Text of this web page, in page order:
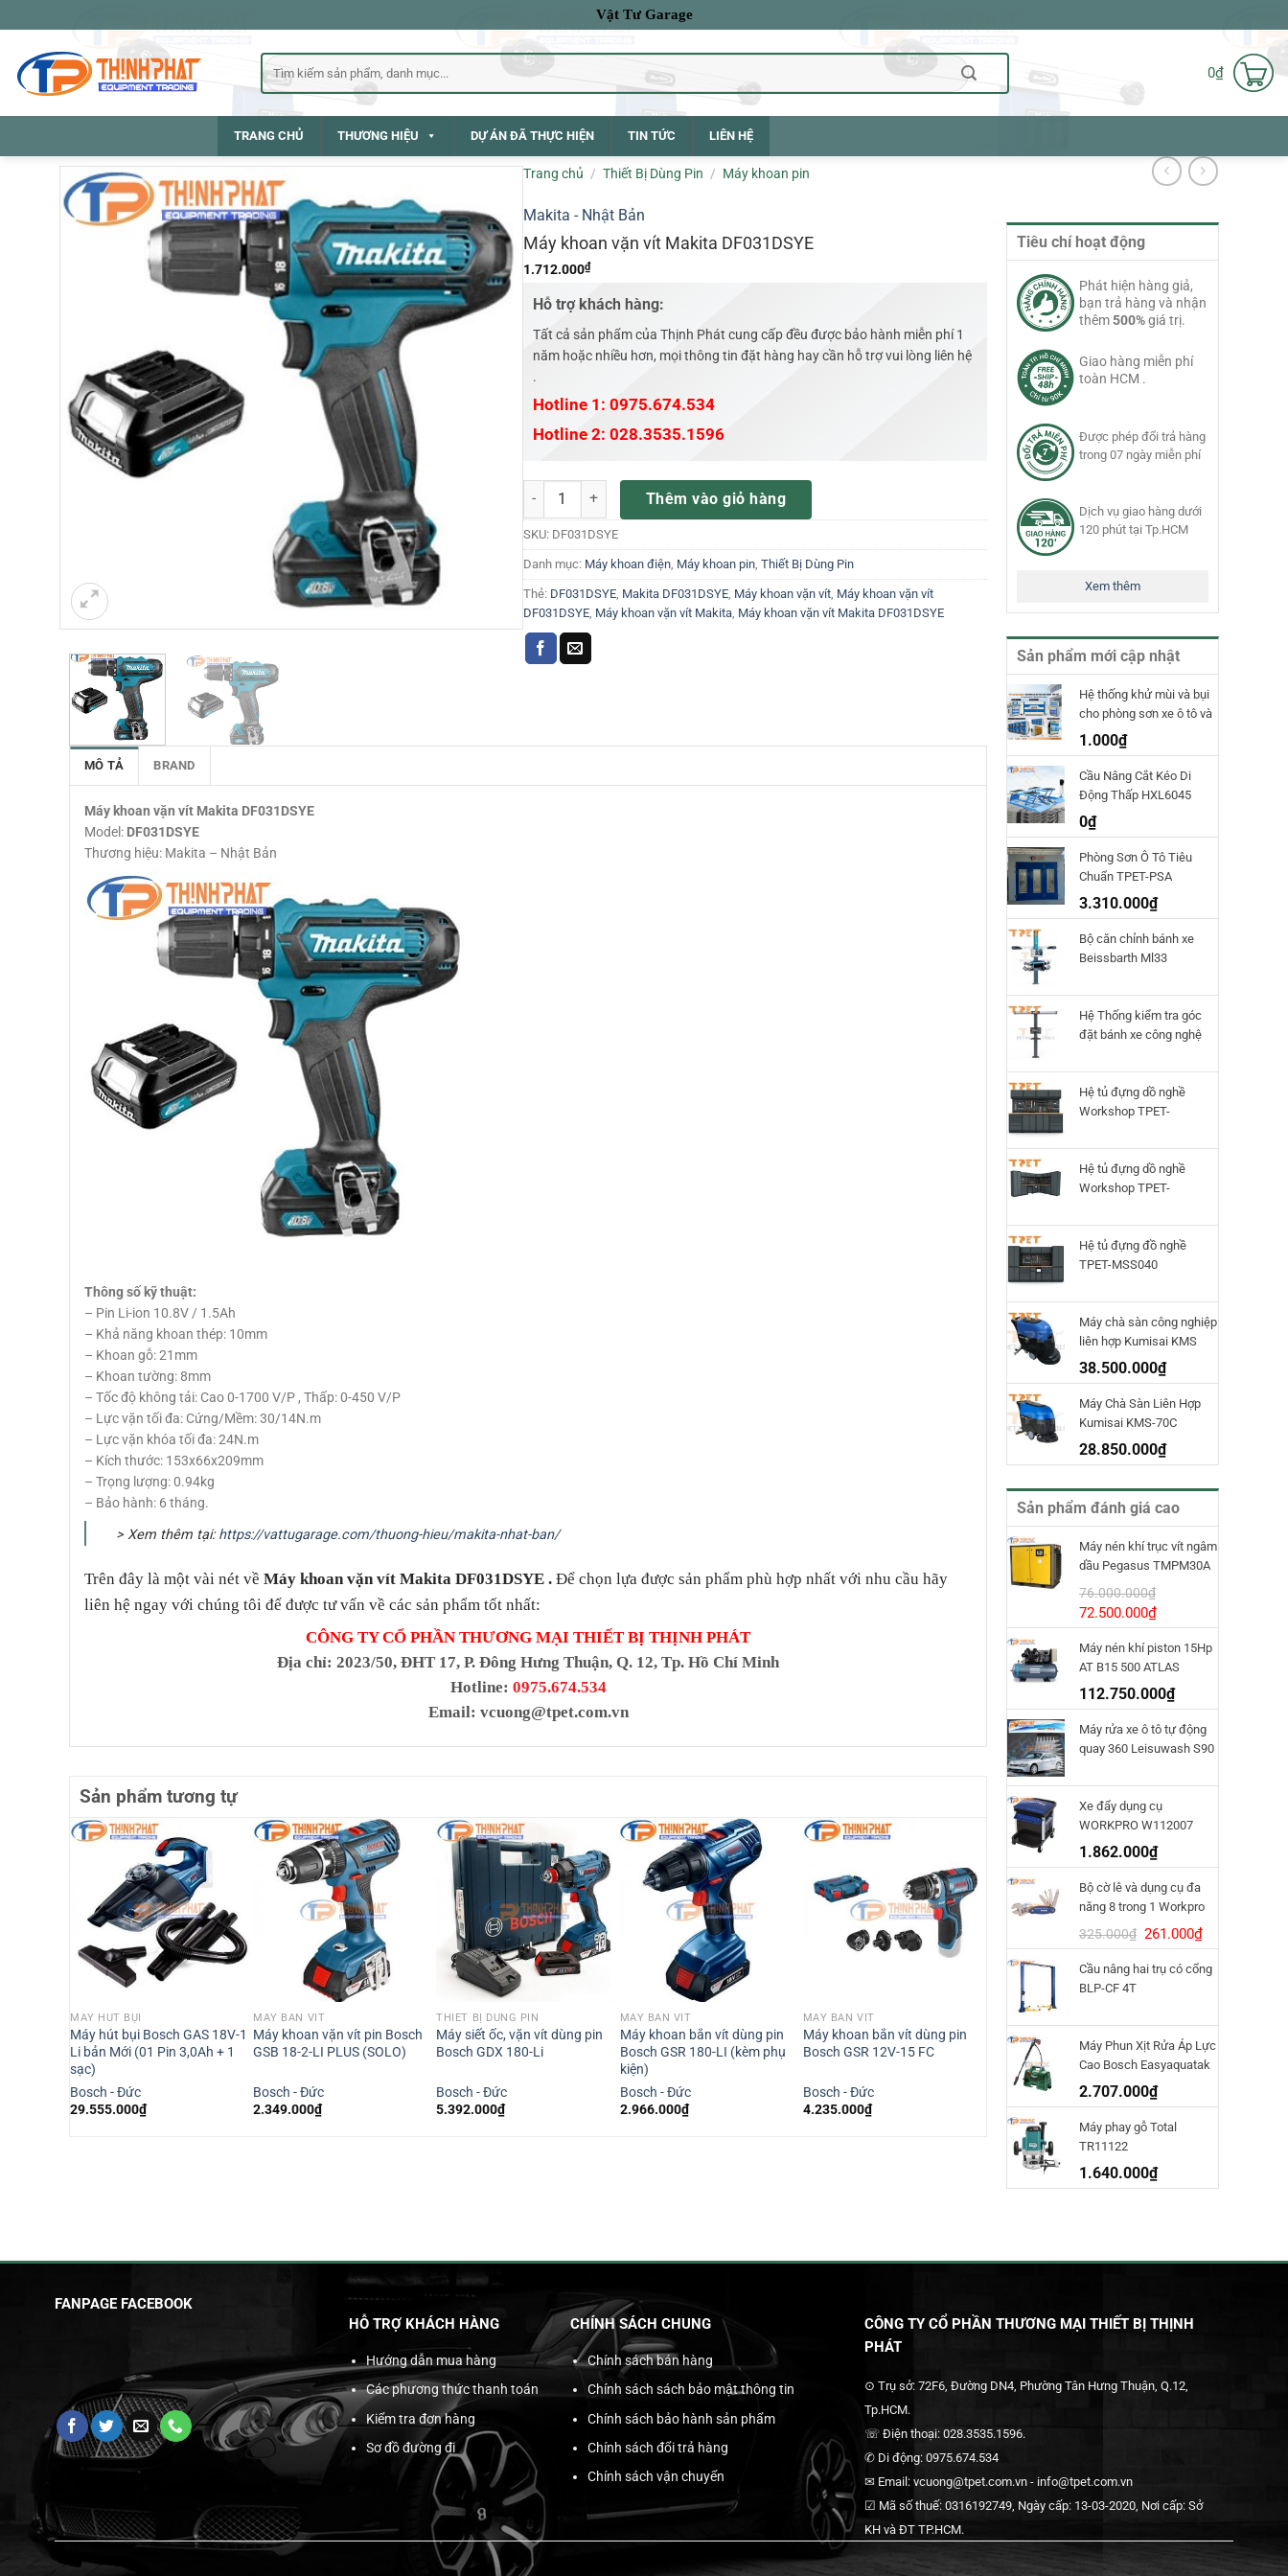
qua
dung
Vật Tư Garage
Tìm
kiếm:
0₫
TRANG CHỦ THƯƠNG HIỆU DỰ ÁN ĐÃ THỰC HIỆN TIN TỨC LIÊN HỆ
Tiêu chí hoạt động
Phát hiện hàng giả,
bạn trả hàng và nhận
thêm500%giá trị.
Giao hàng miễn phí
toàn HCM .
Được phép đổi trả hàng
trong 07 ngày miễn phí
Dịch vụ giao hàng dưới
120 phút tại Tp.HCM
Xem thêm
Sản phẩm mới cập nhật
Hệ thống khử mùi và bụi
cho phòng sơn xe ô tô và
phòng sơn công nghiệp
TPET
1.000₫
Cầu Nâng Cắt Kéo Di
Động Thấp HXL6045
Hauvrex
0₫
Phòng Sơn Ô Tô Tiêu
Chuẩn TPET-PSA
3.310.000₫
Bộ căn chỉnh bánh xe
Beissbarth Ml33
Hệ Thống kiểm tra góc
đặt bánh xe công nghệ
Beissbarth
Hệ tủ đựng dồ nghề
Workshop TPET-
Hệ tủ đựng dồ nghề
Workshop TPET-
Hệ tủ đựng đồ nghề
TPET-MSS040
Máy chà sàn công nghiệp
liên hợp Kumisai KMS
70D
38.500.000₫
Máy Chà Sàn Liên Hợp
Kumisai KMS-70C
28.850.000₫
Sản phẩm đánh giá cao
Máy nén khí trục vít ngâm
dầu Pegasus TMPM30A
INVT
76.000.000₫
Giá
gốc
là:
76.000.000₫.
72.500.000₫Giá
hiện
tại
là:
72.500.000₫.
Máy nén khí piston 15Hp
AT B15 500 ATLAS
COPCO
112.750.000₫
Máy rửa xe ô tô tự động
quay 360 Leisuwash S90
Xe đẩy dụng cụ
WORKPRO W112007
1.862.000₫
Bộ cờ lê và dụng cụ đa
năng 8 trong 1 Workpro
W014011
325.000₫ Giá
gốc
là:
261.000₫Giá
hiện
tại
Cầu nâng hai trụ có cổng
BLP-CF 4T
Máy Phun Xịt Rửa Áp Lực
Cao Bosch Easyaquatak
120
2.707.000₫
Máy phay gỗ Total
TR11122
1.640.000₫
Trang chủ / Thiết Bị Dùng Pin / Máy khoan pin
Makita - Nhật Bản
Máy khoan vặn vít Makita DF031DSYE
1.712.000₫
Hỗ trợ khách hàng:
Tất cả sản phẩm của Thịnh Phát cung cấp đều được bảo hành miễn phí 1
năm hoặc nhiều hơn, mọi thông tin đặt hàng hay cần hỗ trợ vui lòng liên hệ
.
Hotline 1: 0975.674.534
Hotline 2: 028.3535.1596
Máy khoan vặn vít Makita DF031DSYE số lượng
Thêm vào giỏ hàng
SKU: DF031DSYE
Danh mục: Máy khoan điện Máy khoan pin Thiết Bị Dùng Pin
Thẻ: DF031DSYE Makita DF031DSYE Máy khoan vặn vít Máy khoan vặn vít
DF031DSYE Máy khoan vặn vít Makita Máy khoan vặn vít Makita DF031DSYE
MÔ TẢ BRAND
Máy khoan vặn vít Makita DF031DSYE
Model: DF031DSYE
Thương hiệu: Makita – Nhật Bản
Thông số kỹ thuật:
– Pin Li-ion 10.8V / 1.5Ah
– Khả năng khoan thép: 10mm
– Khoan gỗ: 21mm
– Khoan tường: 8mm
– Tốc độ không tải: Cao 0-1700 V/P , Thấp: 0-450 V/P
– Lực vặn tối đa: Cứng/Mềm: 30/14N.m
– Lực vặn khóa tối đa: 24N.m
– Kích thước: 153x66x209mm
– Trọng lượng: 0.94kg
– Bảo hành: 6 tháng.
> Xem thêm tại:https://vattugarage.com/thuong-hieu/makita-nhat-ban/
Trên đây là một vài nét về Máy khoan vặn vít Makita DF031DSYE . Để chọn lựa được sản phẩm phù hợp nhất với nhu cầu hãy
liên hệ ngay với chúng tôi để được tư vấn về các sản phẩm tốt nhất:
CÔNG TY CỔ PHẦN THƯƠNG MẠI THIẾT BỊ THỊNH PHÁT
Địa chỉ: 2023/50, ĐHT 17, P. Đông Hưng Thuận, Q. 12, Tp. Hồ Chí Minh
Hotline: 0975.674.534
Email: vcuong@tpet.com.vn
Sản phẩm tương tự
MÁY HÚT BỤI
Máy hút bụi Bosch GAS 18V-1
Li bản Mới (01 Pin 3,0Ah + 1
sạc)
Bosch - Đức
29.555.000₫
MÁY BẮN VÍT
Máy khoan vặn vít pin Bosch
GSB 18-2-LI PLUS (SOLO)
Bosch - Đức
2.349.000₫
THIẾT BỊ DÙNG PIN
Máy siết ốc, vặn vít dùng pin
Bosch GDX 180-Li
Bosch - Đức
5.392.000₫
MÁY BẮN VÍT
Máy khoan bắn vít dùng pin
Bosch GSR 180-LI (kèm phụ
kiện)
Bosch - Đức
2.966.000₫
MÁY BẮN VÍT
Máy khoan bắn vít dùng pin
Bosch GSR 12V-15 FC
Bosch - Đức
4.235.000₫
Máy vặn vít Bosch GO Gen 2 –
32 chi tiết
Bosch - Đức
970.000₫
FANPAGE FACEBOOK
HỖ TRỢ KHÁCH HÀNG
Hướng dẫn mua hàng
Các phương thức thanh toán
Kiểm tra đơn hàng
Sơ đồ đường đi
CHÍNH SÁCH CHUNG
Chính sách bán hàng
Chính sách sách bảo mật thông tin
Chính sách bảo hành sản phẩm
Chính sách đổi trả hàng
Chính sách vận chuyển
CÔNG TY CỔ PHẦN THƯƠNG MẠI THIẾT BỊ THỊNH
PHÁT
⊙ Trụ sở: 72F6, Đường DN4, Phường Tân Hưng Thuận, Q.12,
Tp.HCM.
☏ Điện thoại: 028.3535.1596.
✆ Di động: 0975.674.534
✉ Email: vcuong@tpet.com.vn - info@tpet.com.vn
☑ Mã số thuế: 0316192749, Ngày cấp: 13-03-2020, Nơi cấp: Sở
KH và ĐT TP.HCM.